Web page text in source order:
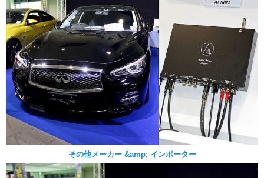
その他メーカー &amp; インポーター